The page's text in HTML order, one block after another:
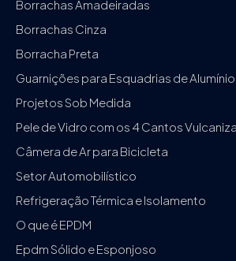
Borrachas Amadeiradas
Borrachas Cinza
Borracha Preta
Guarnições para Esquadrias de Alumínio
Projetos Sob Medida
Pele de Vidro com os 4 Cantos
Câmera de Ar para Bicicleta
Setor Automobilístico
Refrigeração Térmica e Isolamento
O que é EPDM
Epdm Sólido e Esponjoso